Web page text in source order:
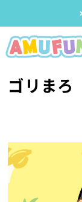
ゴリまろ